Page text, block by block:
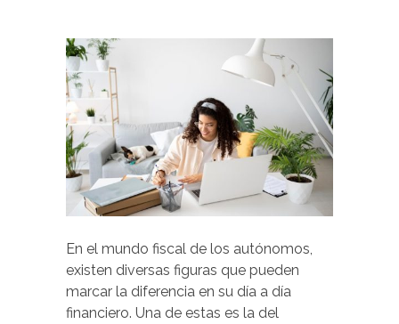
En el mundo fiscal de los autónomos,
existen diversas figuras que pueden
marcar la diferencia en su día a día
financiero. Una de estas es la del